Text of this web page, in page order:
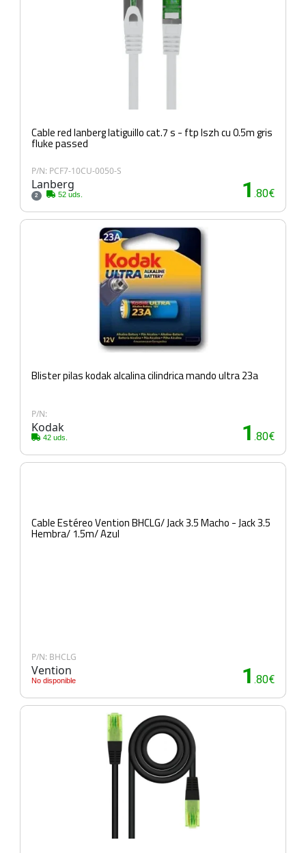
Cable red lanberg latiguillo cat.7 s - ftp lszh cu 0.5m gris
fluke passed
P/N: PCF7-10CU-0050-S
Lanberg
2 52 uds. 1 .80€
Blister pilas kodak alcalina cilindrica mando ultra 23a
P/N:
Kodak
42 uds. 1 .80€
Cable Estéreo Vention BHCLG/ Jack 3.5 Macho - Jack 3.5
Hembra/ 1.5m/ Azul
P/N: BHCLG
Vention
No disponible 1 .80€